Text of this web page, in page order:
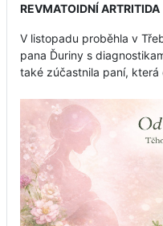
REVMATOIDNÍ ARTRITIDA
V listopadu proběhla v
pana Ďuriny s
také zúčastnila paní,